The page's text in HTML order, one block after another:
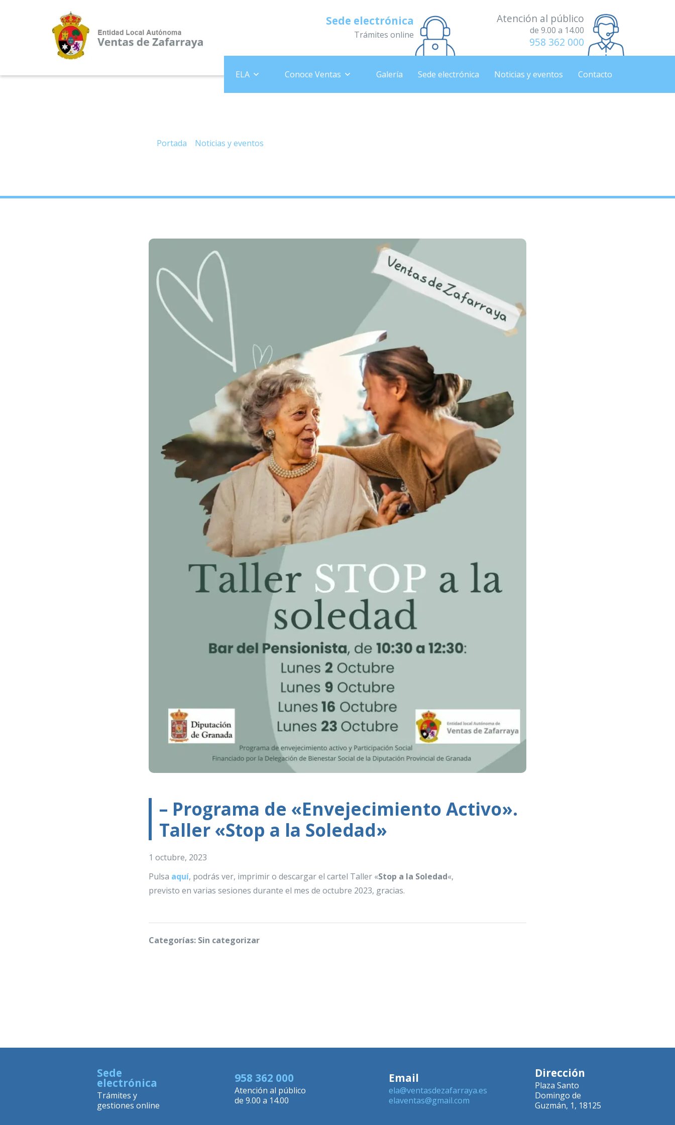
Sede electrónica
Trámites online
Atención al público
de 9.00 a 14.00
958 362 000
ELA Conoce Ventas Galería Sede electrónica Noticias y eventos Contacto
Portada Noticias y eventos
– Programa de «Envejecimiento Activo».
Taller «Stop a la Soledad»
1 octubre, 2023
Pulsa aquí, podrás ver, imprimir o descargar el cartel Taller «Stop a la Soledad«,
previsto en varias sesiones durante el mes de octubre 2023, gracias.
Categorías: Sin categorizar
Sede
electrónica
Trámites y
gestiones online
958 362 000
Atención al público
de 9.00 a 14.00
Email
ela@ventasdezafarraya.es
elaventas@gmail.com
Dirección
Plaza Santo
Domingo de
Guzmán, 1, 18125